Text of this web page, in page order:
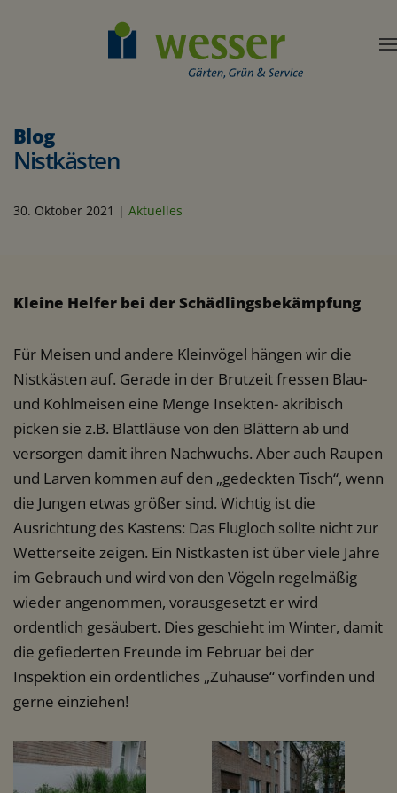
Blog
Nistkästen
30. Oktober 2021 | Aktuelles
Kleine Helfer bei der Schädlingsbekämpfung
Für Meisen und andere Kleinvögel hängen wir die
Nistkästen auf. Gerade in der Brutzeit fressen Blau-
und Kohlmeisen eine Menge Insekten- akribisch
picken sie z.B. Blattläuse von den Blättern ab und
versorgen damit ihren Nachwuchs. Aber auch Raupen
und Larven kommen auf den „gedeckten Tisch“, wenn
die Jungen etwas größer sind. Wichtig ist die
Ausrichtung des Kastens: Das Flugloch sollte nicht zur
Wetterseite zeigen. Ein Nistkasten ist über viele Jahre
im Gebrauch und wird von den Vögeln regelmäßig
wieder angenommen, vorausgesetzt er wird
ordentlich gesäubert. Dies geschieht im Winter, damit
die gefiederten Freunde im Februar bei der
Inspektion ein ordentliches „Zuhause“ vorfinden und
gerne einziehen!